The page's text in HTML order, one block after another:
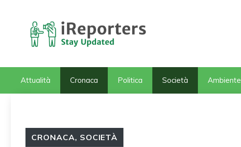
contenuto
Attualità Cronaca Politica Società Ambiente
CRONACA, SOCIETÀ